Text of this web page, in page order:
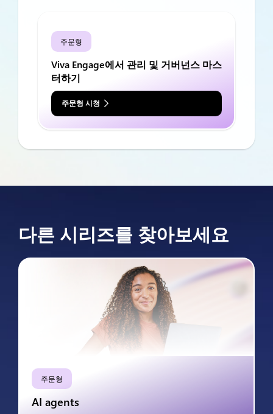
주문형
Viva Engage에서 관리 및 거버넌스 마스
터하기
주문형 시청
다른 시리즈를 찾아보세요
주문형
AI agents